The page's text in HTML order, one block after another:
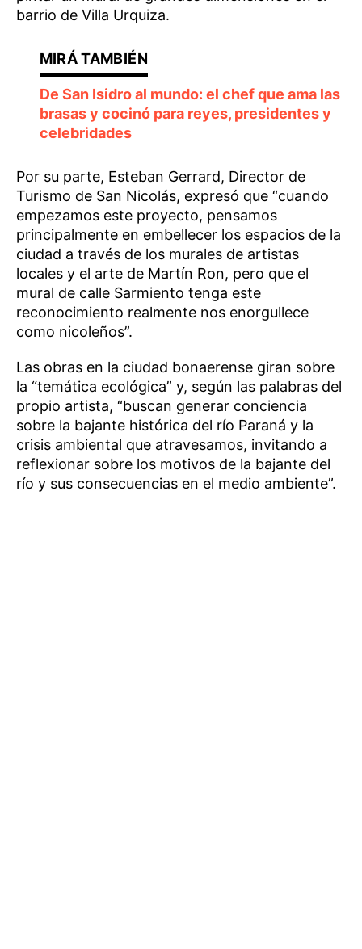
barrio de Villa Urquiza.
De San Isidro al mundo: el chef que ama las
brasas y cocinó para reyes, presidentes y
celebridades
Por su parte, Esteban Gerrard, Director de
Turismo de San Nicolás, expresó que “cuando
empezamos este proyecto, pensamos
principalmente en embellecer los espacios de la
ciudad a través de los murales de artistas
locales y el arte de Martín Ron, pero que el
mural de calle Sarmiento tenga este
reconocimiento realmente nos enorgullece
como nicoleños”.
Las obras en la ciudad bonaerense giran sobre
la “temática ecológica” y, según las palabras del
propio artista, “buscan generar conciencia
sobre la bajante histórica del río Paraná y la
crisis ambiental que atravesamos, invitando a
reflexionar sobre los motivos de la bajante del
río y sus consecuencias en el medio ambiente”.